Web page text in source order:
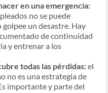
en una emergencia:
no se puede
un desastre. Hay
de continuidad
y entrenar a los
todas las pérdidas:el
no es una estrategia de
importante y parte del